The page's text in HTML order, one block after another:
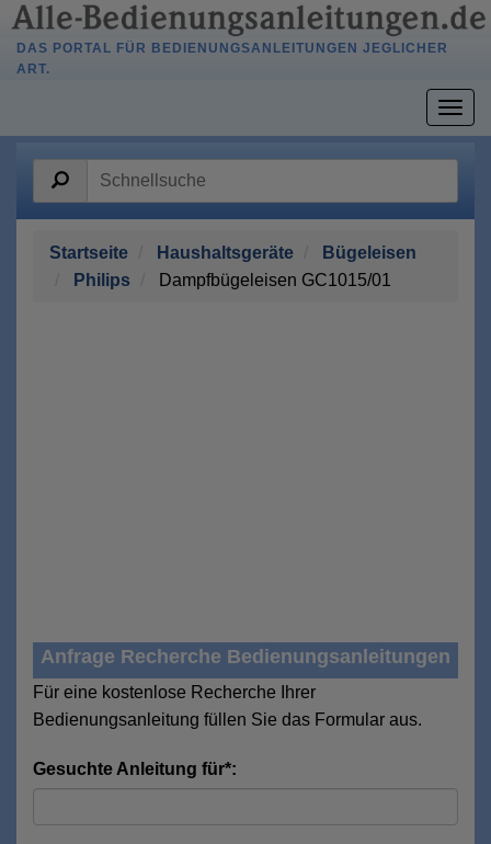
DAS PORTAL FÜR BEDIENUNGSANLEITUNGEN JEGLICHER
ART.
Startseite Haushaltsgeräte
Bügeleisen
Philips
Dampfbügeleisen GC1015/01
Anfrage Recherche Bedienungsanleitungen
Für eine kostenlose Recherche Ihrer
Bedienungsanleitung füllen Sie das Formular aus.
Gesuchte Anleitung für*: